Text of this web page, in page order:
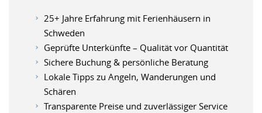
25+ Jahre Erfahrung mit Ferienhäusern in
Schweden
Geprüfte Unterkünfte – Qualität vor Quantität
Sichere Buchung & persönliche Beratung
Lokale Tipps zu Angeln, Wanderungen und
Schären
Transparente Preise und zuverlässiger Service